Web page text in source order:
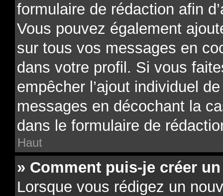
formulaire de rédaction afin
Vous pouvez également
sur tous vos messages en
dans votre profil. Si vous
empêcher l’ajout individuel
messages en décochant la
dans le formulaire de
Haut
» Comment puis-je créer
Lorsque vous rédigez un